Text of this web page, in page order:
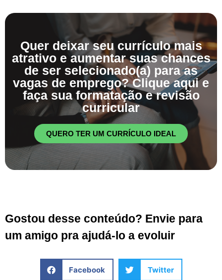
Quer deixar seu currículo mais
atrativo e aumentar suas chances
de ser selecionado(a) para as
vagas de emprego? Clique aqui e
faça sua formatação e revisão
curricular
QUERO TER UM CURRÍCULO IDEAL
Gostou desse conteúdo? Envie para
um amigo pra ajudá-lo a evoluir
Facebook Twitter